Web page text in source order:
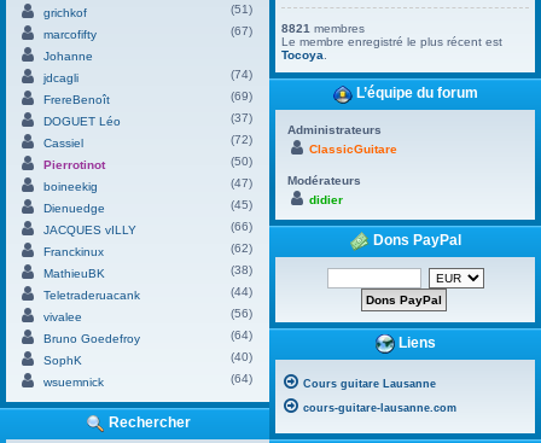
grichkof
(51)
marcofifty
(67)
Johanne
jdcagli
(74)
FrereBenoît
(69)
DOGUET Léo
(37)
Cassiel
(72)
Pierrotinot
(50)
boineekig
(47)
Dienuedge
(45)
JACQUES vILLY
(66)
Franckinux
(62)
MathieuBK
(38)
Teletraderuacank
(44)
vivalee
(56)
Bruno Goedefroy
(64)
SophK
(40)
wsuemnick
(64)
Rechercher
8821 membres
Le membre enregistré le plus récent est
Tocoya
L’équipe du forum
Administrateurs
ClassicGuitare
Modérateurs
didier
Dons PayPal
Liens
Cours guitare Lausanne
cours-guitare-lausanne.com